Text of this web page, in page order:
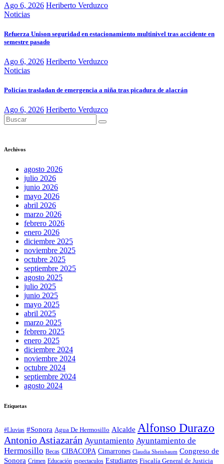
Ago 6, 2026 Heriberto Verduzco
Noticias
Refuerza Unison seguridad en estacionamiento multinivel tras accidente en
semestre pasado
Ago 6, 2026 Heriberto Verduzco
Noticias
Policías trasladan de emergencia a niña tras picadura de alacrán
Ago 6, 2026 Heriberto Verduzco
Archivos
agosto 2026
julio 2026
junio 2026
mayo 2026
abril 2026
marzo 2026
febrero 2026
enero 2026
diciembre 2025
noviembre 2025
octubre 2025
septiembre 2025
agosto 2025
julio 2025
junio 2025
mayo 2025
abril 2025
marzo 2025
febrero 2025
enero 2025
diciembre 2024
noviembre 2024
octubre 2024
septiembre 2024
agosto 2024
Etiquetas
#Lluvias #Sonora Agua De Hermosillo Alcalde Alfonso Durazo
Antonio Astiazarán Ayuntamiento Ayuntamiento de
Hermosillo Becas CIBACOPA Cimarrones Claudia Sheinbaum Congreso de
Sonora Crimen Educación espectaculos Estudiantes Fiscalía General de Justicia